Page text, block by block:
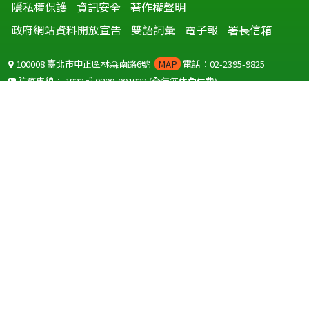
隱私權保護 資訊安全 著作權聲明
政府網站資料開放宣告
雙語詞彙 電子報 署長信箱
100008 臺北市中正區林森南路6號 MAP 電話：02-2395-9825
防疫專線：1922或0800-001922(全年無休免付費)